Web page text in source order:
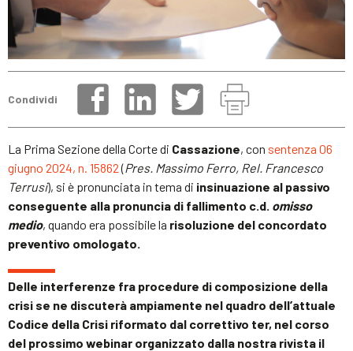
Condividi
La Prima Sezione della Corte di Cassazione, con sentenza 06
giugno 2024, n. 15862(Pres. Massimo Ferro, Rel. Francesco
Terrusi), si è pronunciata in tema di insinuazione al passivo
conseguente alla pronuncia di fallimento c.d. omisso
medio, quando era possibile la risoluzione del concordato
preventivo omologato.
Delle interferenze fra procedure di composizione della
crisi se ne discuterà ampiamente nel quadro dell’attuale
Codice della Crisi riformato dal correttivo ter, nel corso
del prossimo webinar organizzato dalla nostra rivista il